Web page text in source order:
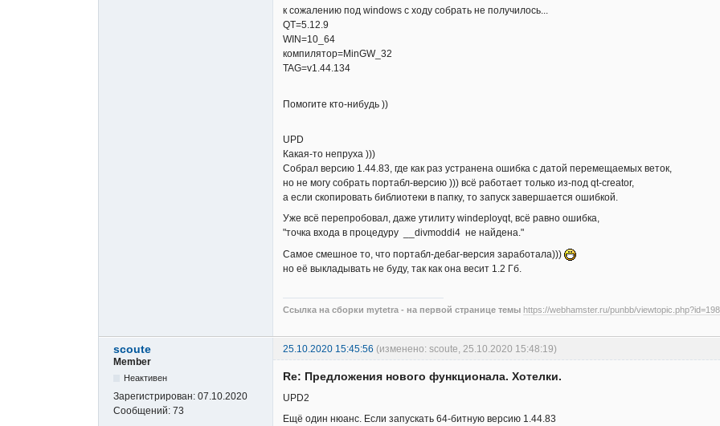
к сожалению под windows с ходу собрать не получилось...
QT=5.12.9
WIN=10_64
компилятор=MinGW_32
TAG=v1.44.134
Помогите кто-нибудь ))
UPD
Какая-то непруха )))
Собрал версию 1.44.83, где как раз устранена ошибка с датой перемещаемых веток,
но не могу собрать портабл-версию ))) всё работает только из-под qt-creator,
а если скопировать библиотеки в папку, то запуск завершается ошибкой.
Уже всё перепробовал, даже утилиту windeployqt, всё равно ошибка,
"точка входа в процедуру __divmoddi4 не найдена."
Самое смешное то, что портабл-дебаг-версия заработала)))
но её выкладывать не буду, так как она весит 1.2 Гб.
Ссылка на сборки mytetra - на первой странице темы https://webhamster.ru/punbb/viewtopic.php?id=198
scoute 25.10.2020 15:45:56 (изменено: scoute, 25.10.2020 15:48:19)
Member
Неактивен
Зарегистрирован: 07.10.2020
Сообщений: 73
Re: Предложения нового функционала. Хотелки.
UPD2
Ещё один нюанс. Если запускать 64-битную версию 1.44.83